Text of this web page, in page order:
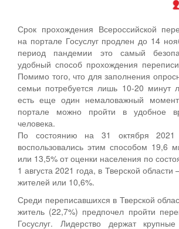
Срок прохождения Всероссийской
на портале Госуслуг продлен до 14
период пандемии это самый
удобный способ прохождения
Помимо того, что для заполнения
семьи потребуется лишь 10-20 минут
есть еще один немаловажный
портале можно пройти в удобное
человека.
По состоянию на 31 октября
воспользовались этим способом 19,6
или 13,5% от оценки населения по
1 августа 2021 года, в Тверской области
жителей или 10,6%.
Среди переписавшихся в Тверской
житель (22,7%) предпочел пройти
Госуслуг. Лидерство держат